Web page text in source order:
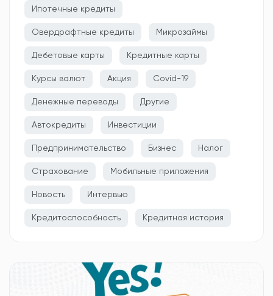
Ипотечные кредиты
Овердрафтные кредиты Микрозаймы
Дебетовые карты Кредитные карты
Курсы валют Акция Covid-19
Денежные переводы Другие
Автокредиты Инвестиции
Предпринимательство Бизнес Налог
Страхование Мобильные приложения
Новость Интервью
Кредитоспособность Кредитная история